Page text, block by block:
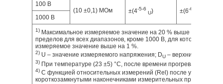
100 В
(10 ±0,1) МОм
±(4-5-6
U) ±(6-6
1000 В
1) Максимальное измеряемое значение на 20 % выше указанных
пределов для всех диапазонов, кроме 1000 В, для которого
измеряемое значение выше на 1 %.
2) U – значение измеряемого напряжения; DU – верхний предел
3) При температуре (23 ±5) °C, после времени прогрева 30 минут.
4) С функцией относительных измерений (Rel) после установки
короткозамкнутыми наконечниками измерительных проводов.